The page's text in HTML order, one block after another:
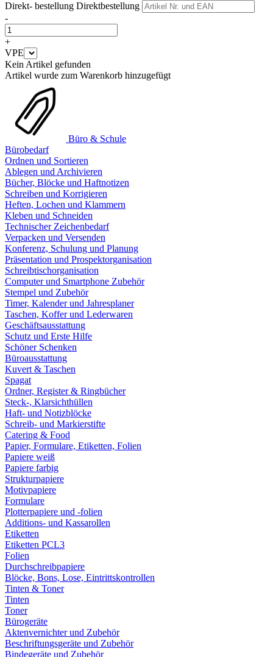
Direkt- bestellung Direktbestellung
-
+
VPE
Kein Artikel gefunden
Artikel wurde zum Warenkorb hinzugefügt
Büro & Schule
Bürobedarf
Ordnen und Sortieren
Ablegen und Archivieren
Bücher, Blöcke und Haftnotizen
Schreiben und Korrigieren
Heften, Lochen und Klammern
Kleben und Schneiden
Technischer Zeichenbedarf
Verpacken und Versenden
Konferenz, Schulung und Planung
Präsentation und Prospektorganisation
Schreibtischorganisation
Computer und Smartphone Zubehör
Stempel und Zubehör
Timer, Kalender und Jahresplaner
Taschen, Koffer und Lederwaren
Geschäftsausstattung
Schutz und Erste Hilfe
Schöner Schenken
Büroausstattung
Kuvert & Taschen
Spagat
Ordner, Register & Ringbücher
Steck-, Klarsichthüllen
Haft- und Notizblöcke
Schreib- und Markierstifte
Catering & Food
Papier, Formulare, Etiketten, Folien
Papiere weiß
Papiere farbig
Strukturpapiere
Motivpapiere
Formulare
Plotterpapiere und -folien
Additions- und Kassarollen
Etiketten
Etiketten PCL3
Folien
Durchschreibpapiere
Blöcke, Bons, Lose, Eintrittskontrollen
Tinten & Toner
Tinten
Toner
Bürogeräte
Aktenvernichter und Zubehör
Beschriftungsgeräte und Zubehör
Bindegeräte und Zubehör